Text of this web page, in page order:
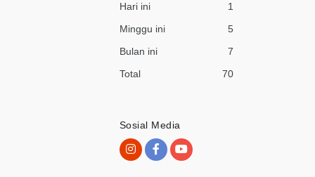
Hari ini
1
Minggu ini
5
Bulan ini
7
Total
70
Sosial Media